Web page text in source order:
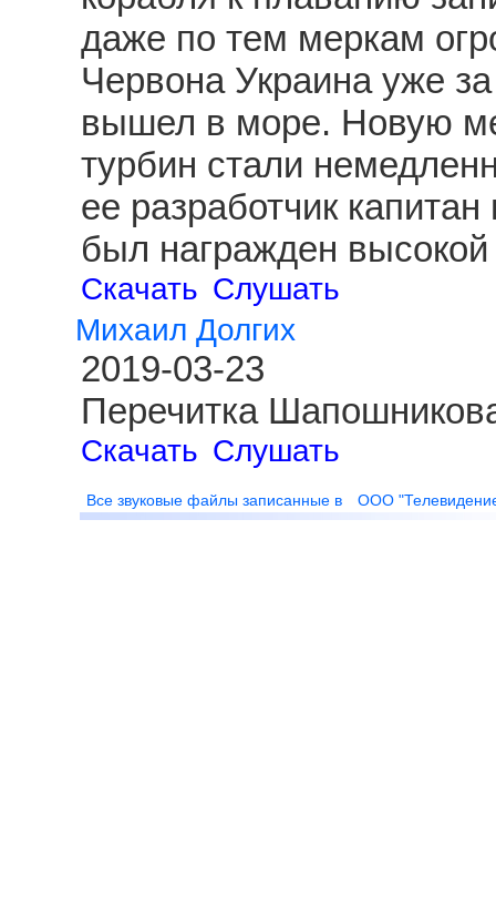
даже по тем меркам
Червона Украина уже
вышел в море. Новую
турбин стали
ее разработчик
был награжден
Скачать Слушать
Михаил Долгих
2019-03-23
Перечитка
Скачать Слушать
Все звуковые файлы записанные в ООО